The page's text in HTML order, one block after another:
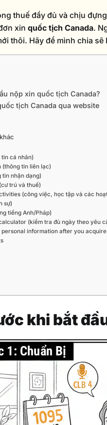
thuế đầy đủ và chịu
xin quốc tịch Canada.
thôi. Hãy để mình chia
nộp xin quốc tịch Canada?
tịch Canada qua website
cá nhân)
tin liên lạc)
nhận dạng)
trú và thuế)
(công việc, học tập và các
sự)
tiếng Anh/Pháp)
(kiểm tra đủ ngày theo yêu
personal information after you
khi bắt